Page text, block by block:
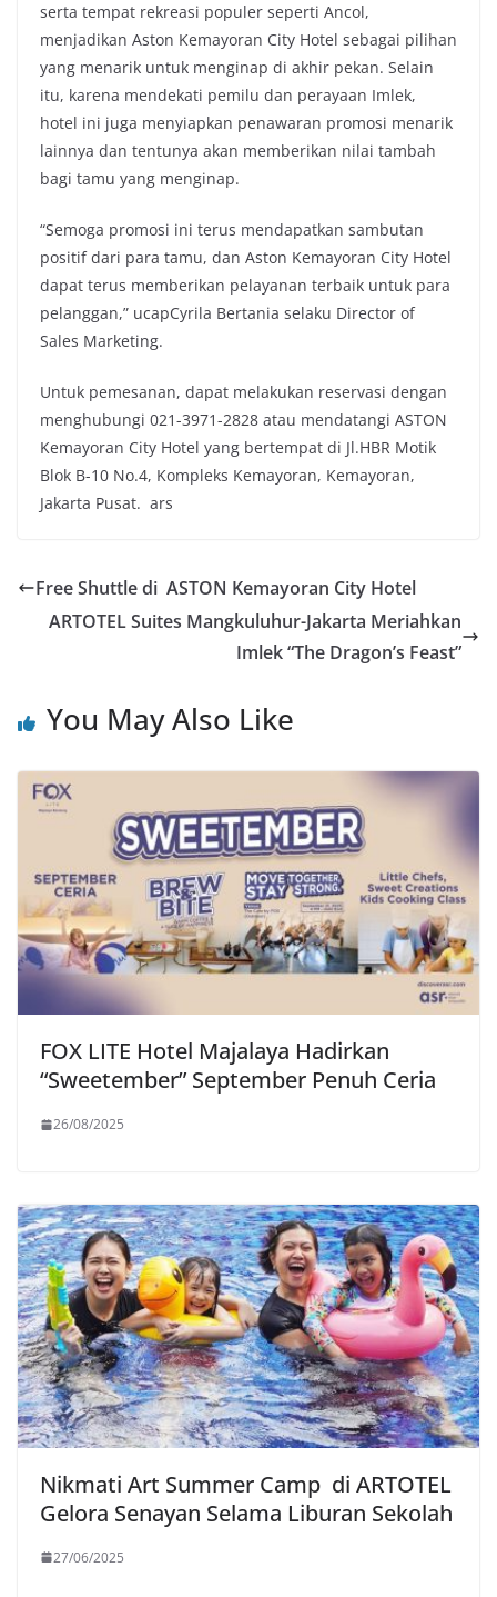
serta tempat rekreasi populer seperti Ancol,
menjadikan Aston Kemayoran City Hotel sebagai pilihan
yang menarik untuk menginap di akhir pekan. Selain
itu, karena mendekati pemilu dan perayaan Imlek,
hotel ini juga menyiapkan penawaran promosi menarik
lainnya dan tentunya akan memberikan nilai tambah
bagi tamu yang menginap.
“Semoga promosi ini terus mendapatkan sambutan
positif dari para tamu, dan Aston Kemayoran City Hotel
dapat terus memberikan pelayanan terbaik untuk para
pelanggan,” ucapCyrila Bertania selaku Director of
Sales Marketing.
Untuk pemesanan, dapat melakukan reservasi dengan
menghubungi 021-3971-2828 atau mendatangi ASTON
Kemayoran City Hotel yang bertempat di Jl.HBR Motik
Blok B-10 No.4, Kompleks Kemayoran, Kemayoran,
Jakarta Pusat. ars
Free Shuttle di ASTON Kemayoran City Hotel
ARTOTEL Suites Mangkuluhur-Jakarta Meriahkan
Imlek “The Dragon’s Feast”
You May Also Like
FOX LITE Hotel Majalaya Hadirkan
“Sweetember” September Penuh Ceria
26/08/2025
Nikmati Art Summer Camp di ARTOTEL
Gelora Senayan Selama Liburan Sekolah
27/06/2025